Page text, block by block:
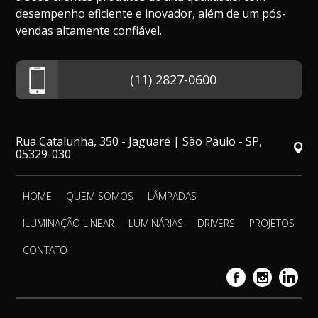
desempenho eficiente e inovador, além de um pós-
vendas altamente confiável.
(11) 2827-0600
Rua Catalunha, 350 - Jaguaré | São Paulo - SP,
05329-030
HOME QUEM SOMOS
LÂMPADAS
ILUMINAÇÃO LINEAR
LUMINÁRIAS DRIVERS
PROJETOS
CONTATO